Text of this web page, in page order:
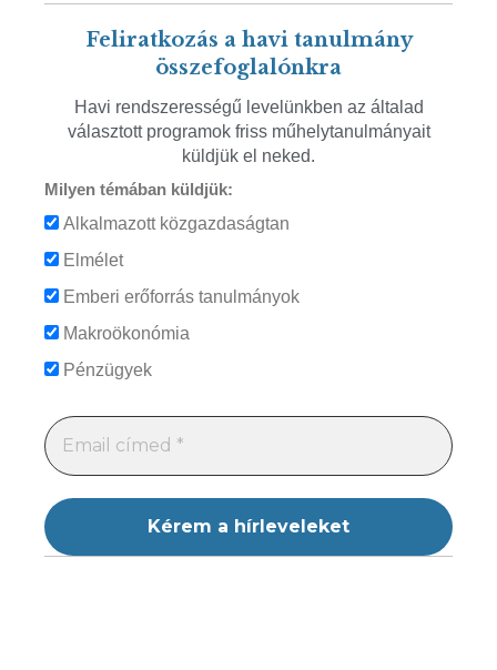
Feliratkozás a havi tanulmány
összefoglalónkra
Havi rendszerességű levelünkben az általad
választott programok friss műhelytanulmányait
küldjük el neked.
Milyen témában küldjük:
Alkalmazott közgazdaságtan
Elmélet
Emberi erőforrás tanulmányok
Makroökonómia
Pénzügyek